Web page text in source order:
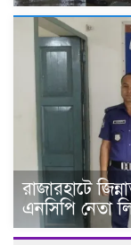
রাজারহাটে
এনসিপি নেতা